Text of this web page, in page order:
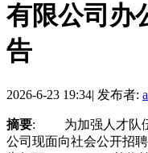
有限公司办
告
2026-6-23 19:34| 发布者:
摘要: 为加强人才队伍
公司现面向社会公开招